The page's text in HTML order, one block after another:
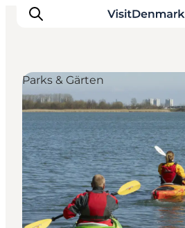
Inspiration
Regionen
Erlebnisse
Unterkünfte
Reiseplanung
Parks & Gärten